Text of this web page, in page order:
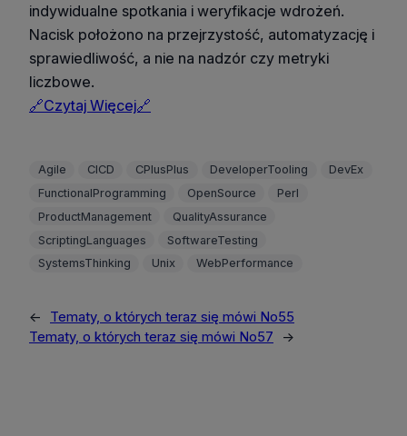
indywidualne spotkania i weryfikacje wdrożeń.
Nacisk położono na przejrzystość, automatyzację i
sprawiedliwość, a nie na nadzór czy metryki
liczbowe.
🔗Czytaj Więcej🔗
Agile CICD CPlusPlus DeveloperTooling
DevEx
FunctionalProgramming
OpenSource
Perl
ProductManagement
QualityAssurance
ScriptingLanguages
SoftwareTesting
SystemsThinking
Unix WebPerformance
←
Tematy, o których teraz się mówi No55
Tematy, o których teraz się mówi No57
→